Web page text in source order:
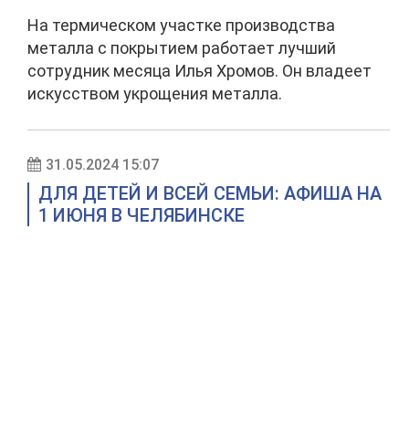
На термическом участке производства
металла с покрытием работает лучший
сотрудник месяца Илья Хромов. Он владеет
искусством укрощения металла.
31.05.2024 15:07
ДЛЯ ДЕТЕЙ И ВСЕЙ СЕМЬИ: АФИША НА
1 ИЮНЯ В ЧЕЛЯБИНСКЕ